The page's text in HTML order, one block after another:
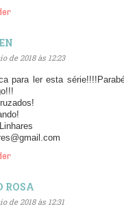
de 2018 às 12:23
para ler esta
ROSA
de 2018 às 12:31